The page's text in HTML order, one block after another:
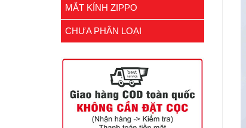
MẮT KÍNH ZIPPO
CHƯA PHÂN LOẠI